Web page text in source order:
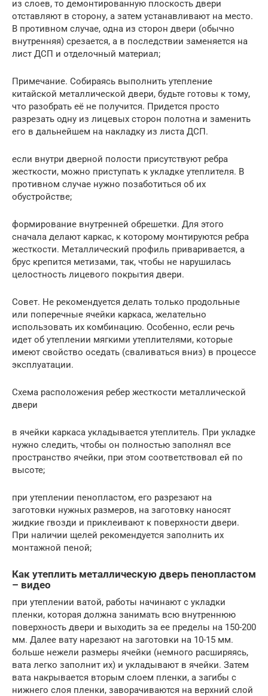
из слоев, то демонтированную плоскость двери
отставляют в сторону, а затем устанавливают на место.
В противном случае, одна из сторон двери (обычно
внутренняя) срезается, а в последствии заменяется на
лист ДСП и отделочный материал;
Примечание. Собираясь выполнить утепление
китайской металлической двери, будьте готовы к тому,
что разобрать её не получится. Придется просто
разрезать одну из лицевых сторон полотна и заменить
его в дальнейшем на накладку из листа ДСП.
если внутри дверной полости присутствуют ребра
жесткости, можно приступать к укладке утеплителя. В
противном случае нужно позаботиться об их
обустройстве;
формирование внутренней обрешетки. Для этого
сначала делают каркас, к которому монтируются ребра
жесткости. Металлический профиль приваривается, а
брус крепится метизами, так, чтобы не нарушилась
целостность лицевого покрытия двери.
Совет. Не рекомендуется делать только продольные
или поперечные ячейки каркаса, желательно
использовать их комбинацию. Особенно, если речь
идет об утеплении мягкими утеплителями, которые
имеют свойство оседать (сваливаться вниз) в процессе
эксплуатации.
Схема расположения ребер жесткости металлической
двери
в ячейки каркаса укладывается утеплитель. При укладке
нужно следить, чтобы он полностью заполнял все
пространство ячейки, при этом соответствовал ей по
высоте;
при утеплении пенопластом, его разрезают на
заготовки нужных размеров, на заготовку наносят
жидкие гвозди и приклеивают к поверхности двери.
При наличии щелей рекомендуется заполнить их
монтажной пеной;
Как утеплить металлическую дверь пенопластом
– видео
при утеплении ватой, работы начинают с укладки
пленки, которая должна занимать всю внутреннюю
поверхность двери и выходить за ее пределы на 150-200
мм. Далее вату нарезают на заготовки на 10-15 мм.
больше нежели размеры ячейки (немного расширяясь,
вата легко заполнит их) и укладывают в ячейки. Затем
вата накрывается вторым слоем пленки, а загибы с
нижнего слоя пленки, заворачиваются на верхний слой